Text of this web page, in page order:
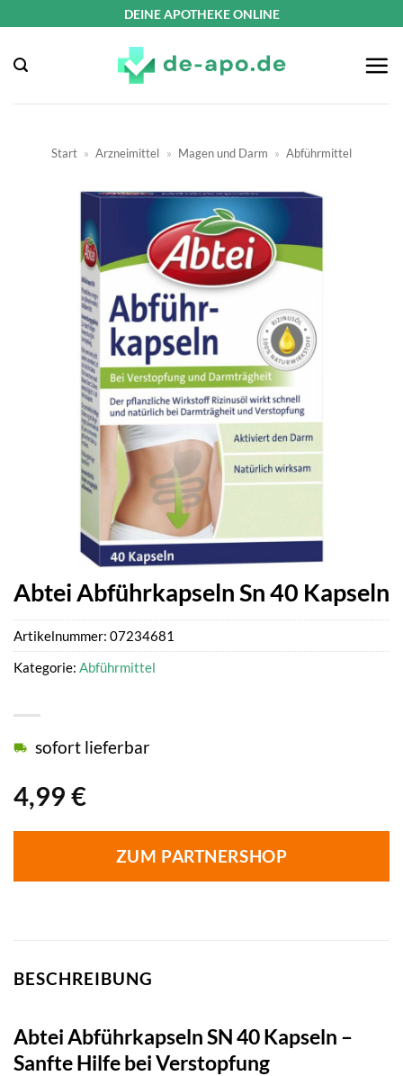
springen
DEINE APOTHEKE ONLINE
Start » Arzneimittel » Magen und Darm » Abführmittel
Abtei Abführkapseln Sn 40 Kapseln
4,99 €
sofort lieferbar
ZUM PARTNERSHOP
Artikelnummer: 07234681
Kategorie: Abführmittel
BESCHREIBUNG
Abtei Abführkapseln SN 40 Kapseln –
Sanfte Hilfe bei Verstopfung